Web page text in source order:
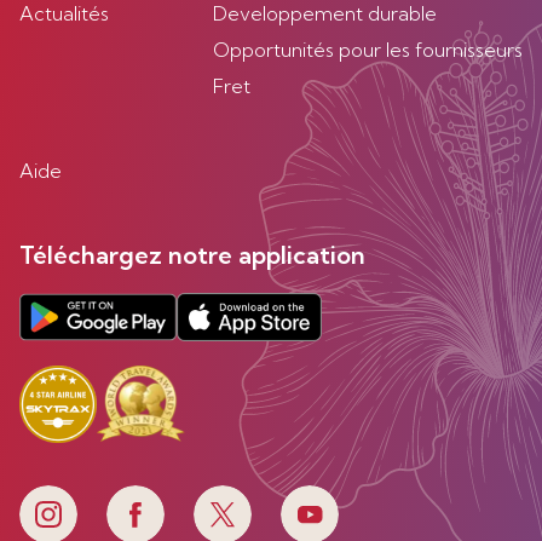
Actualités
Developpement durable
Opportunités pour les fournisseurs
Fret
Aide
Téléchargez notre application